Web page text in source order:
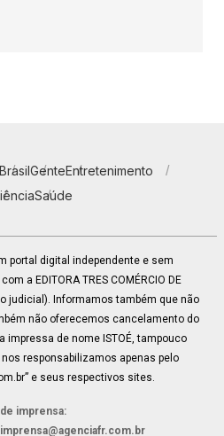
BrasilGenteEntretenimento
Saúde
portal digital independente e sem
a EDITORA TRES COMÉRCIO DE
judicial). Informamos também que não
não oferecemos cancelamento do
de nome ISTOÉ, tampouco
responsabilizamos apenas pelo
e seus respectivos sites.
imprensa: